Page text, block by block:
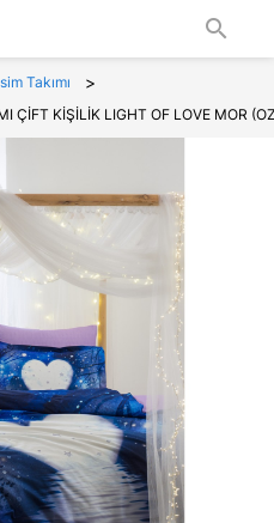
search
Takımı >
ÇİFT KİŞİLİK LIGHT OF LOVE MOR